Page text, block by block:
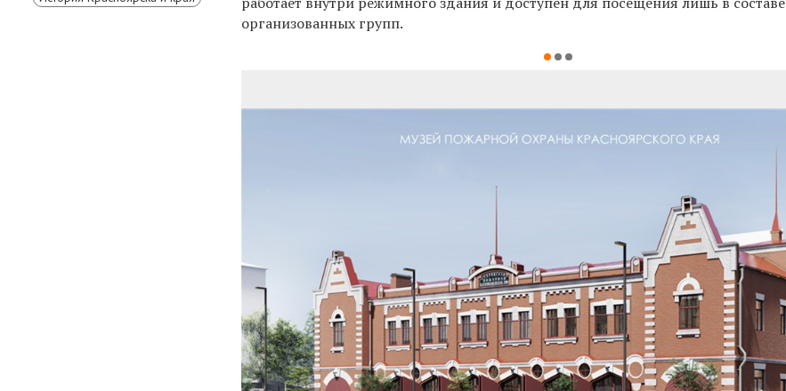
организованных групп.